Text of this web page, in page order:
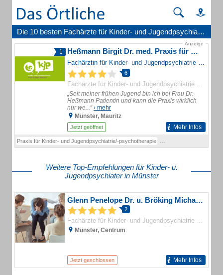
Die 10 besten Fachärzte für Kinder- und Jugendpsychiatrie und -psychotherapie in Münster
Anzeige
1 Heßmann Birgit Dr. med. Praxis für Kinder- und Jugendpsychiatrie/-psychotherapie
Fachärztin für Kinder- und Jugendpsychiatrie | Psychotherapie
6
Fachärzte für Kinder- und Jugendpsychiatrie und -psychotherapie
„Seit meiner frühen Jugend bin ich bei Frau Dr.
Heßmann Patientin und kann die Praxis wirklich
nur we...“› mehr
Münster, Mauritz
Jetzt geöffnet Mehr Infos
Praxis für Kinder- und Jugendpsychiatrie/-psychotherapie
Weitere Top-Empfehlungen für Kinder- u.
Jugendpsychiater in Münster
Glenn Penelope Dr. u. Bröking Michaela Dr.
2
Fachärzte für Kinder- und Jugendpsychiatrie und -psychotherapie
Münster, Centrum
Jetzt geschlossen Mehr Infos